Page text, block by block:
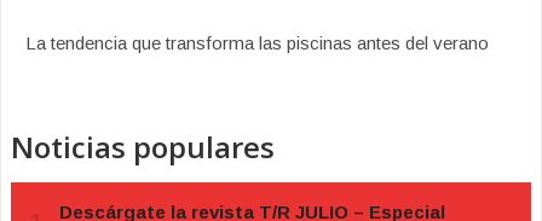
La tendencia que transforma las piscinas antes del verano
Noticias populares